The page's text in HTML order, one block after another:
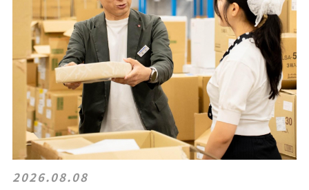
2026.08.08